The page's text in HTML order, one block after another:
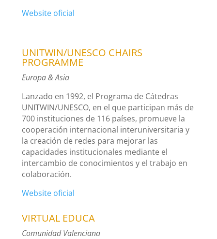
Website oficial
UNITWIN/UNESCO CHAIRS
PROGRAMME
Europa & Asia
Lanzado en 1992, el Programa de Cátedras
UNITWIN/UNESCO, en el que participan más de
700 instituciones de 116 países, promueve la
cooperación internacional interuniversitaria y
la creación de redes para mejorar las
capacidades institucionales mediante el
intercambio de conocimientos y el trabajo en
colaboración.
Website oficial
VIRTUAL EDUCA
Comunidad Valenciana